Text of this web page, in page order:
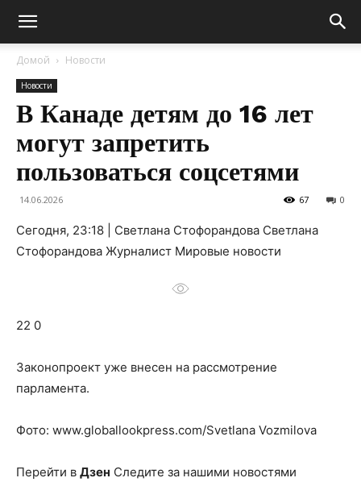
Домой Новости
Новости
В Канаде детям до 16 лет
могут запретить
пользоваться соцсетями
14.06.2026 0
67
Сегодня, 23:18 | Светлана Стофорандова Светлана
Стофорандова Журналист Мировые новости
22 0
Законопроект уже внесен на рассмотрение
парламента.
Фото: www.globallookpress.com/Svetlana Vozmilova
Перейти в Дзен Следите за нашими новостями